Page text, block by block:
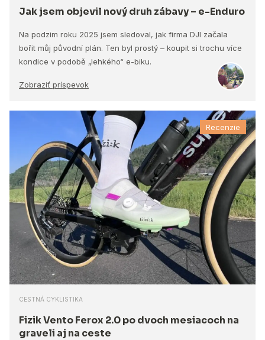
Jak jsem objevil nový druh zábavy – e-Enduro
Na podzim roku 2025 jsem sledoval, jak firma DJI začala
bořit můj původní plán. Ten byl prostý – koupit si trochu více
kondice v podobě „lehkého“ e-biku.
Zobraziť príspevok
Recenzie
CESTNÁ CYKLISTIKA
Fizik Vento Ferox 2.0 po dvoch mesiacoch na
graveli aj na ceste